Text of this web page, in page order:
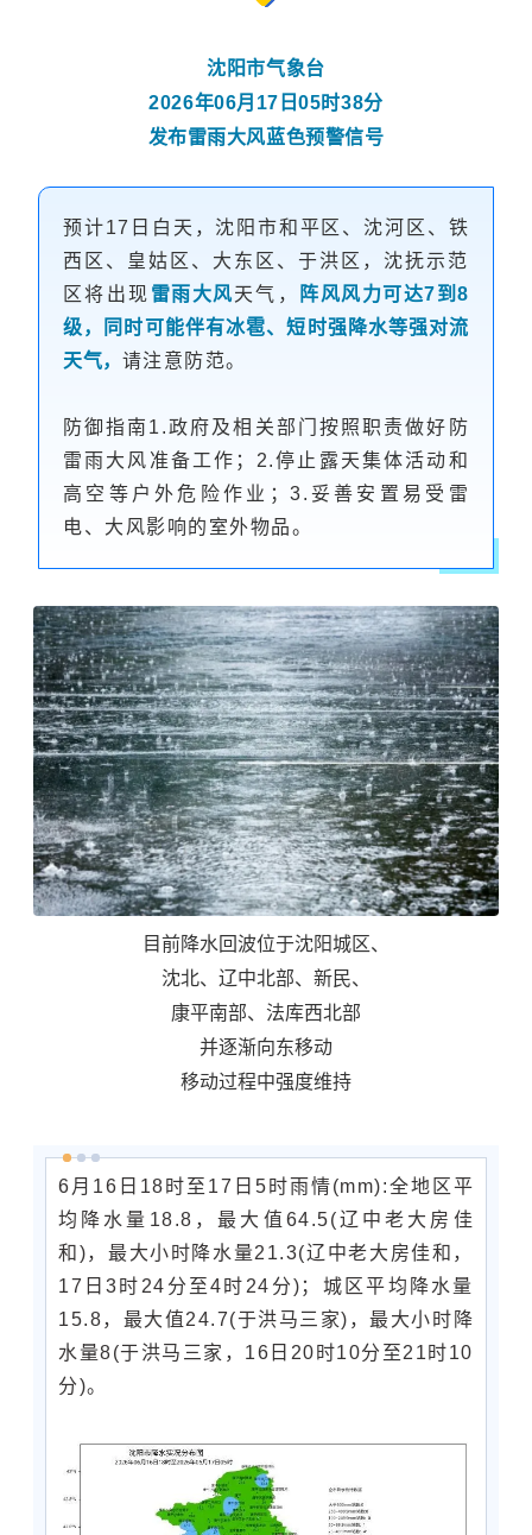
沈阳市气象台
2026年06月17日05时38分
发布雷雨大风蓝色预警信号
预计17日白天，沈阳市和平区、沈河区、铁
西区、皇姑区、大东区、于洪区，沈抚示范
区将出现 雷雨大风天气，
阵风风力可达7到8
级，同时可能伴有冰雹、短时强降水等强对流
天气， 请注意防范。
防御指南1.政府及相关部门按照职责做好防
雷雨大风准备工作；2.停止露天集体活动和
高空等户外危险作业；3.妥善安置易受雷
电、大风影响的室外物品。
目前降水回波位于沈阳城区、
沈北、辽中北部、新民、
康平南部、法库西北部
并逐渐向东移动
移动过程中强度维持
6月16日18时至17日5时雨情(mm):全地区平
均降水量18.8，最大值64.5(辽中老大房佳
和)，最大小时降水量21.3(辽中老大房佳和，
17日3时24分至4时24分)；城区平均降水量
15.8，最大值24.7(于洪马三家)，最大小时降
水量8(于洪马三家，16日20时10分至21时10
分)。